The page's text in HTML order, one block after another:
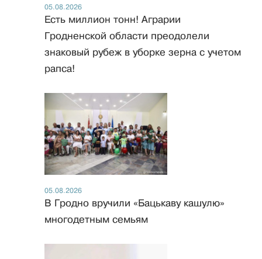
05.08.2026
Есть миллион тонн! Аграрии
Гродненской области преодолели
знаковый рубеж в уборке зерна с учетом
рапса!
05.08.2026
В Гродно вручили «Бацькаву кашулю»
многодетным семьям